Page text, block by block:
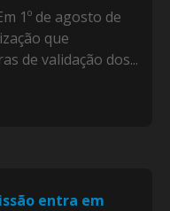
1º de agosto de
que
de validação dos...
entra em